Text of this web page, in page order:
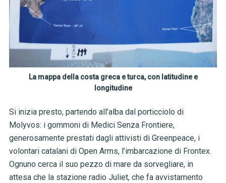
La mappa della costa greca e turca, con latitudine e
longitudine
Si inizia presto, partendo all’alba dal porticciolo di
Molyvos: i gommoni di Medici Senza Frontiere,
generosamente prestati dagli attivisti di Greenpeace, i
volontari catalani di Open Arms, l’imbarcazione di Frontex.
Ognuno cerca il suo pezzo di mare da sorvegliare, in
attesa che la stazione radio Juliet, che fa avvistamento